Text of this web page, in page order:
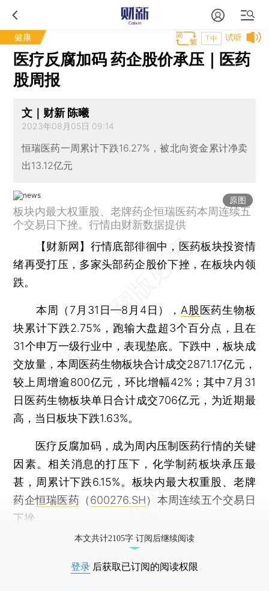
健康 试听
T中
医疗反腐加码 药企股价承压｜医药
股周报
文｜财新 陈曦
2023年08月05日 09:14
恒瑞医药一周累计下跌16.27%，被北向资金累计净卖
出13.12亿元
原图
板块内最大权重股、老牌药企恒瑞医药本周连续五
个交易日下挫。行情由财新数据提供
【财新网】 行情底部徘徊中，医药板块投资情
绪再受打压，多家头部药企股价下挫，在板块内领
跌。
本周（7月31日—8月4日）， A股医药生物板
块累计下跌2.75%，跑输大盘超3个百分点，且在
31个申万一级行业中，表现垫底。下跌中，板块成
交放量，本周医药生物板块合计成交2871.17亿元，
较上周增逾800亿元，环比增幅42%；其中7月31
日医药生物板块单日合计成交706亿元，为近期最
高，当日板块下跌1.63%。
医疗反腐加码，成为周内压制医药行情的关键
因素。相关消息的打压下，化学制药板块承压最
甚，周累计下跌6.15%。板块内最大权重股、老牌
药企恒瑞医药（600276.SH）本周连续五个交易日
下挫。
本文共计2105字 订阅后继续阅读
登录 后获取已订阅的阅读权限